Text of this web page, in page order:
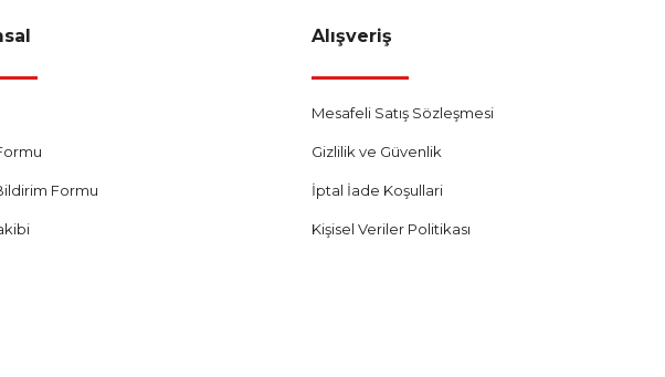
Formu
Alışveriş
Mesafeli Satış Sözleşmesi
Gizlilik ve Güvenlik
İptal İade Koşullari
Kişisel Veriler Politikası